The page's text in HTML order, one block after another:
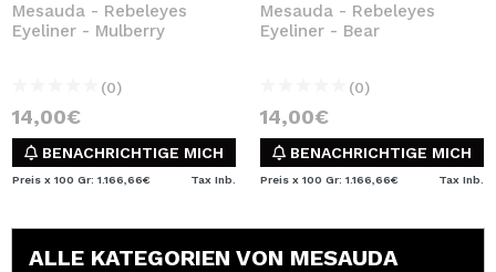
Mesauda - Rebeleyes
Eyeliner - Mulberry
(0)
14,00€
BENACHRICHTIGE MICH
Preis x 100 Gr: 1.166,66€ Tax Inb.
Mesauda - Rebeleyes
Eyeliner - Bear
(0)
14,00€
BENACHRICHTIGE MICH
Preis x 100 Gr: 1.166,66€ Tax Inb.
ALLE KATEGORIEN VON MESAUDA